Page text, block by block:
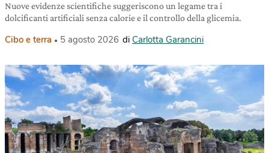
Nuove evidenze scientifiche suggeriscono un legame tra i
dolcificanti artificiali senza calorie e il controllo della glicemia.
Cibo e terra 5 agosto 2026 di Carlotta Garancini